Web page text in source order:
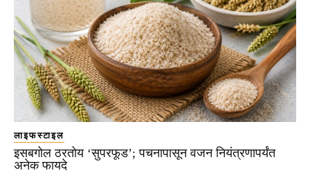
लाइफस्टाइल
इसबगोल ठरतोय ‘सुपरफूड’; पचनापासून वजन नियंत्रणापर्यंत
अनेक फायदे